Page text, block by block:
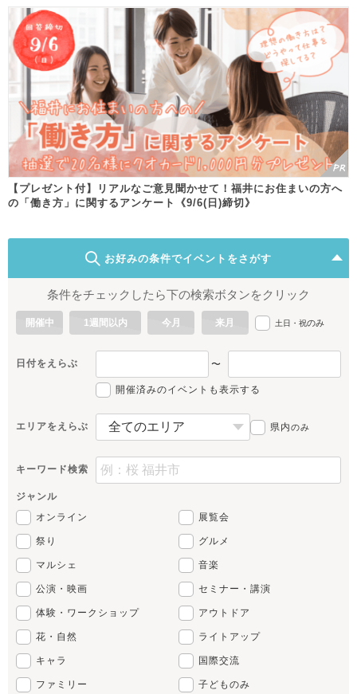
【プレゼント付】リアルなご意見聞かせて！福井にお住まいの方へ
の「働き方」に関するアンケート《9/6(日)締切》
お好みの条件でイベントをさがす
条件をチェックしたら下の検索ボタンをクリック
開催中 1週間以内 今月 来月 土日・祝のみ
日付をえらぶ 〜
開催済みのイベントも表示する
エリアをえらぶ 県内のみ
キーワード検索
ジャンル
オンライン
展覧会
祭り グルメ
マルシェ 音楽
公演・映画 セミナー・講演
体験・ワークショップ アウトドア
花・自然 ライトアップ
キャラ 国際交流
ファミリー 子どものみ